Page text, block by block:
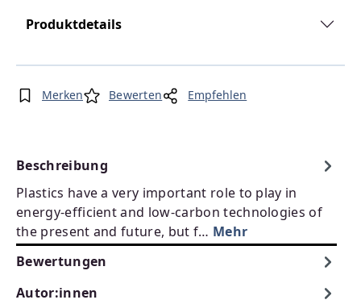
Produktdetails
Merken Bewerten Empfehlen
Beschreibung
Plastics have a very important role to play in
energy-efficient and low-carbon technologies of
the present and future, but f… Mehr
Bewertungen
Autor:innen